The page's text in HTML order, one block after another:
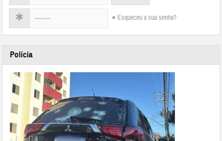
Esqueceu a sua senha?
Polícia